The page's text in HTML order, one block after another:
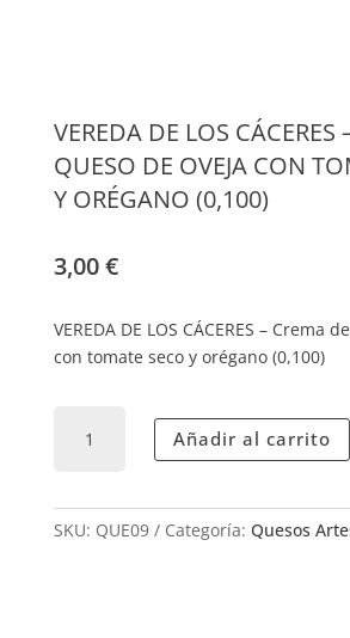
VEREDA DE LOS CÁCERES
QUESO DE OVEJA CON
Y ORÉGANO (0,100)
3,00€
VEREDA DE LOS CÁCERES – Crema
con tomate seco y orégano (0,100)
-
Añadir al carrito
SKU: QUE09 Categoría: Quesos